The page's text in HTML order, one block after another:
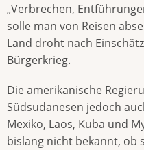
„Verbrechen,
solle man von Reisen
Land droht nach
Bürgerkrieg.
Die amerikanische
Südsudanesen jedoch
Mexiko, Laos, Kuba und
bislang nicht bekannt, ob